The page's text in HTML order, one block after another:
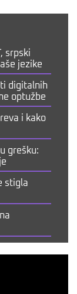
srpski
jezike
digitalnih
optužbe
i kako
grešku:
stigla